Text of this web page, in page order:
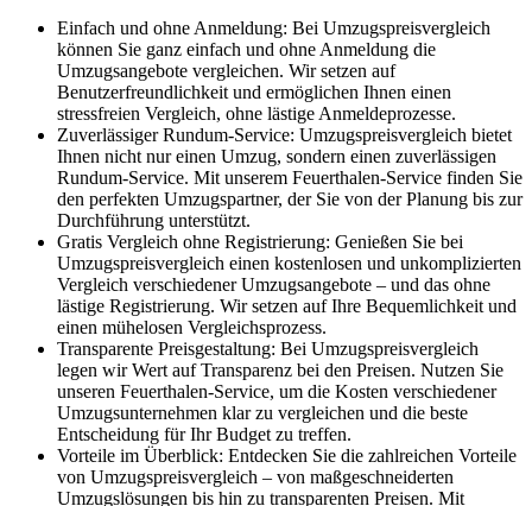
Einfach und ohne Anmeldung: Bei Umzugspreisvergleich
können Sie ganz einfach und ohne Anmeldung die
Umzugsangebote vergleichen. Wir setzen auf
Benutzerfreundlichkeit und ermöglichen Ihnen einen
stressfreien Vergleich, ohne lästige Anmeldeprozesse.
Zuverlässiger Rundum-Service: Umzugspreisvergleich bietet
Ihnen nicht nur einen Umzug, sondern einen zuverlässigen
Rundum-Service. Mit unserem Feuerthalen-Service finden Sie
den perfekten Umzugspartner, der Sie von der Planung bis zur
Durchführung unterstützt.
Gratis Vergleich ohne Registrierung: Genießen Sie bei
Umzugspreisvergleich einen kostenlosen und unkomplizierten
Vergleich verschiedener Umzugsangebote – und das ohne
lästige Registrierung. Wir setzen auf Ihre Bequemlichkeit und
einen mühelosen Vergleichsprozess.
Transparente Preisgestaltung: Bei Umzugspreisvergleich
legen wir Wert auf Transparenz bei den Preisen. Nutzen Sie
unseren Feuerthalen-Service, um die Kosten verschiedener
Umzugsunternehmen klar zu vergleichen und die beste
Entscheidung für Ihr Budget zu treffen.
Vorteile im Überblick: Entdecken Sie die zahlreichen Vorteile
von Umzugspreisvergleich – von maßgeschneiderten
Umzugslösungen bis hin zu transparenten Preisen. Mit